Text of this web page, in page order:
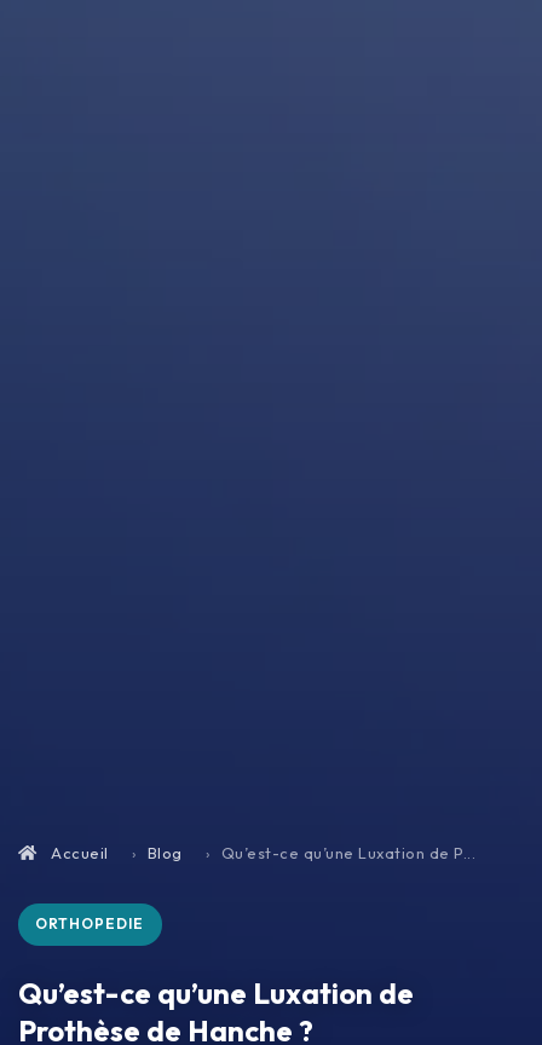
Accueil Blog Qu’est-ce qu’une Luxation de P...
ORTHOPEDIE
Qu’est-ce qu’une Luxation de
Prothèse de Hanche ?